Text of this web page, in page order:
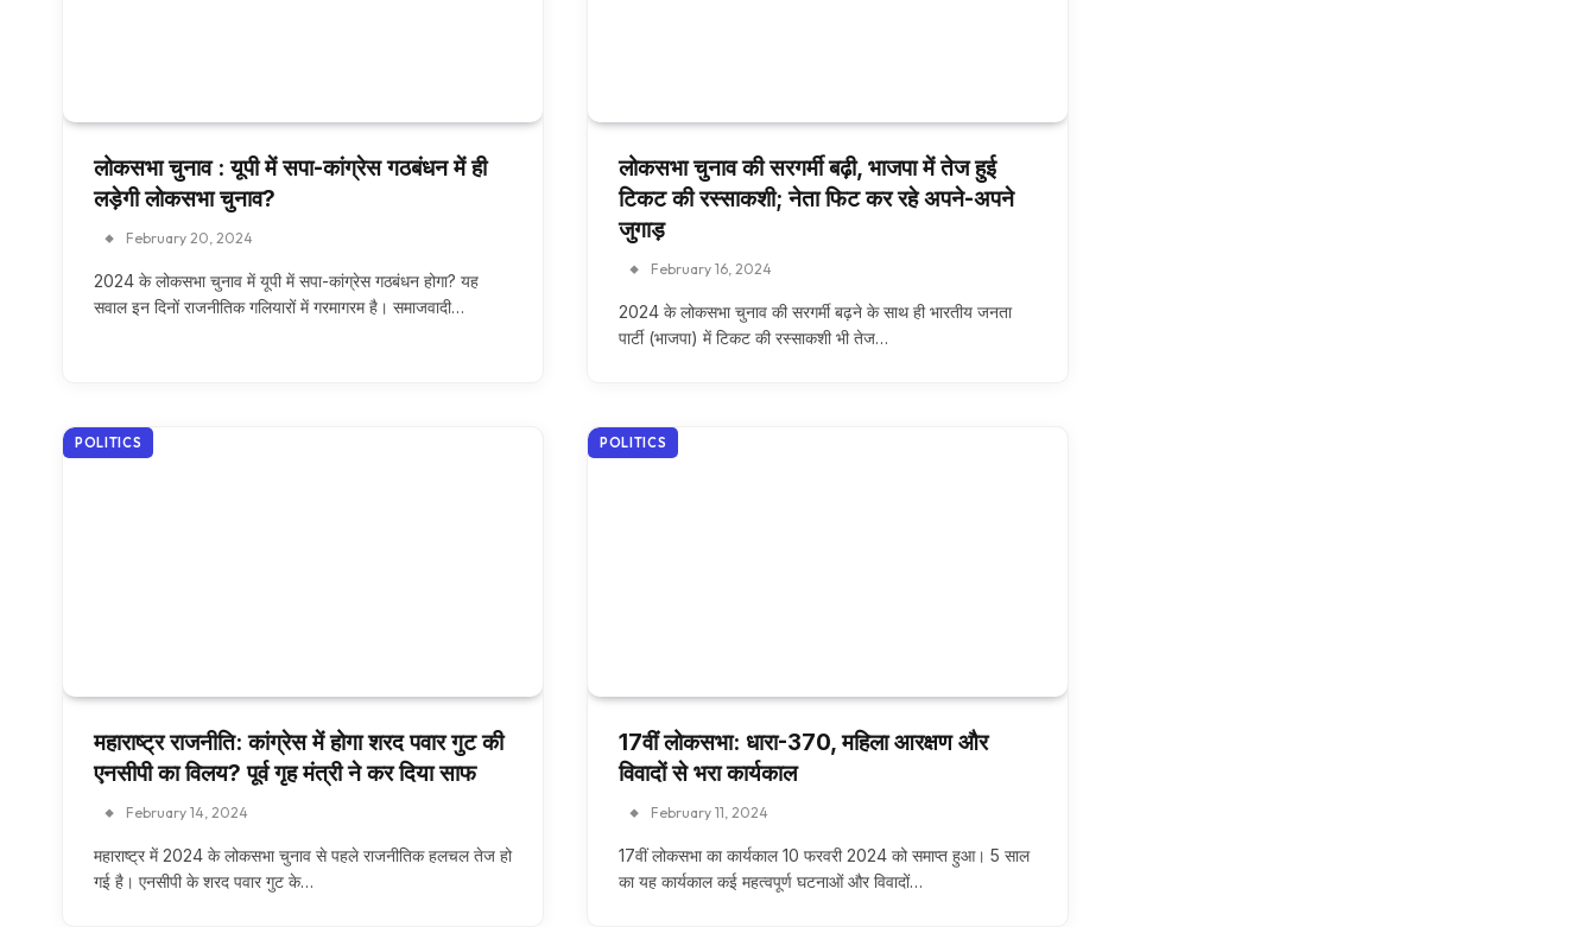
लोकसभा चुनाव : यूपी में सपा-कांग्रेस गठबंधन में ही
लड़ेगी लोकसभा चुनाव?
February 20, 2024
2024 के लोकसभा चुनाव में यूपी में सपा-कांग्रेस गठबंधन होगा? यह
सवाल इन दिनों राजनीतिक गलियारों में गरमागरम है। समाजवादी…
लोकसभा चुनाव की सरगर्मी बढ़ी, भाजपा में तेज हुई
टिकट की रस्साकशी; नेता फिट कर रहे अपने-अपने
जुगाड़
February 16, 2024
2024 के लोकसभा चुनाव की सरगर्मी बढ़ने के साथ ही भारतीय जनता
पार्टी (भाजपा) में टिकट की रस्साकशी भी तेज…
POLITICS
महाराष्ट्र राजनीति: कांग्रेस में होगा शरद पवार गुट की
एनसीपी का विलय? पूर्व गृह मंत्री ने कर दिया साफ
February 14, 2024
महाराष्ट्र में 2024 के लोकसभा चुनाव से पहले राजनीतिक हलचल तेज हो
गई है। एनसीपी के शरद पवार गुट के…
POLITICS
17वीं लोकसभा: धारा-370, महिला आरक्षण और
विवादों से भरा कार्यकाल
February 11, 2024
17वीं लोकसभा का कार्यकाल 10 फरवरी 2024 को समाप्त हुआ। 5 साल
का यह कार्यकाल कई महत्वपूर्ण घटनाओं और विवादों…